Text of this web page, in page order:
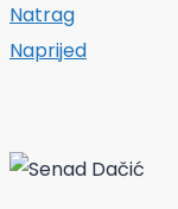
Natrag
Naprijed